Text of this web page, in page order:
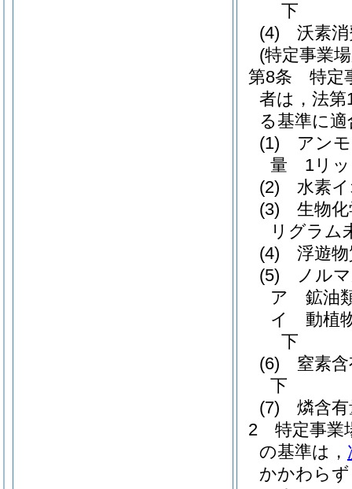
下
(4)
沃素
(特定事業
第8条
特定
者は，法
る基準に
(1)
アン
量 1リッ
(2)
水素
(3)
生物
リグラム
(4)
浮遊
(5)
ノル
ア
鉱油
イ
動植
下
(6)
窒素
下
(7)
燐含
2
特定事業
の基準は，
かかわら